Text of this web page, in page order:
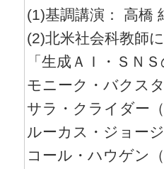
(1)基調講演： 高橋
(2)北米社会科教師
「生成ＡＩ・ＳＮ
モニーク・バクス
サラ・クライダー
ルーカス・ジョー
コール・ハウゲン